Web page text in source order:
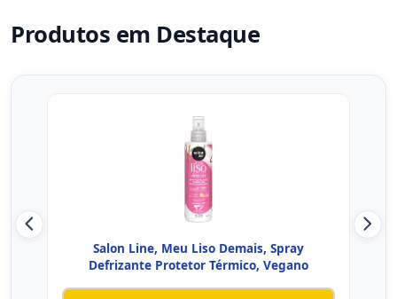
Produtos em Destaque
Salon Line, Meu Liso Demais, Spray
Defrizante Protetor Térmico, Vegano